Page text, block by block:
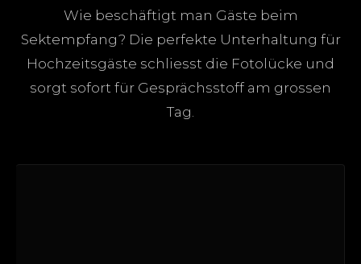
Wie beschäftigt man Gäste beim
Sektempfang? Die perfekte Unterhaltung für
Hochzeitsgäste schliesst die Fotolücke und
sorgt sofort für Gesprächsstoff am grossen
Tag.